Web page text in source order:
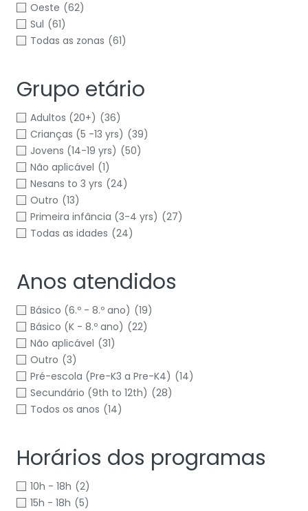
Oeste (62)
Sul (61)
Todas as zonas (61)
Grupo etário
Adultos (20+) (36)
Crianças (5 -13 yrs) (39)
Jovens (14-19 yrs) (50)
Não aplicável (1)
Nesans to 3 yrs (24)
Outro (13)
Primeira infância (3-4 yrs) (27)
Todas as idades (24)
Anos atendidos
Básico (6.º - 8.º ano) (19)
Básico (K - 8.º ano) (22)
Não aplicável (31)
Outro (3)
Pré-escola (Pre-K3 a Pre-K4) (14)
Secundário (9th to 12th) (28)
Todos os anos (14)
Horários dos programas
10h - 18h (2)
15h - 18h (5)